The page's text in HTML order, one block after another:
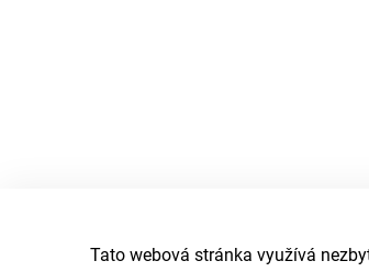
Tato webová stránka využívá
© 2026 Obec Doubrava